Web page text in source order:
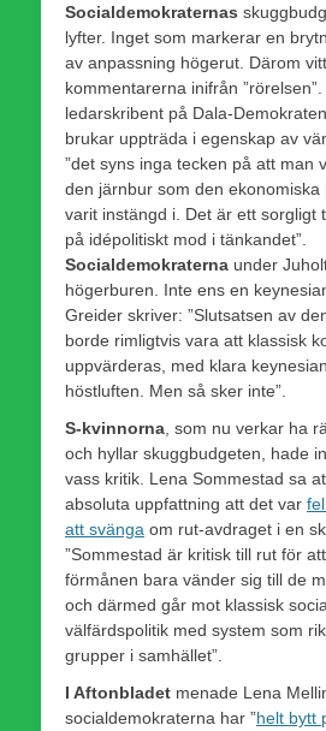
Socialdemokraternas
lyfter. Inget som markerar en
av anpassning högerut. Därom
kommentarerna inifrån
ledarskribent på Dala-
brukar uppträda i egenskap av
”det syns inga tecken på att man
den järnbur som den ekonomiska
varit instängd i. Det är ett sorgligt
på idépolitiskt mod i tänkandet”.
Socialdemokraterna under
högerburen. Inte ens en
Greider skriver: ”Slutsatsen av
borde rimligtvis vara att klassisk
uppvärderas, med klara
höstluften. Men så sker inte”.
S-kvinnorna , som nu verkar ha
och hyllar skuggbudgeten, hade
vass kritik. Lena Sommestad sa
absoluta uppfattning att det var
att svänga om rut-avdraget i en
”Sommestad är kritisk till rut för
förmånen bara vänder sig till de
och därmed går mot klassisk
välfärdspolitik med system som
grupper i samhället”.
I Aftonbladet menade Lena
socialdemokraterna har ”helt bytt